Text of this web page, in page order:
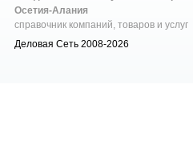
Осетия-Алания
справочник компаний, товаров и услуг
Деловая Сеть 2008-2026